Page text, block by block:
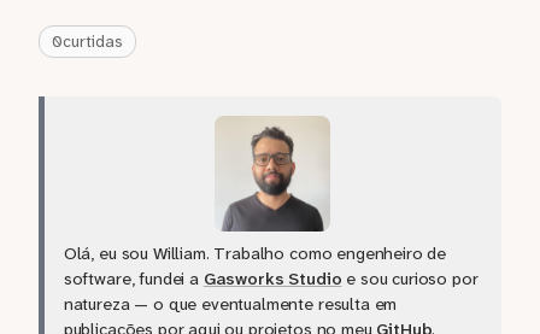
0curtidas
Olá, eu sou William. Trabalho como engenheiro de
software, fundei a Gasworks Studio e sou curioso por
natureza — o que eventualmente resulta em